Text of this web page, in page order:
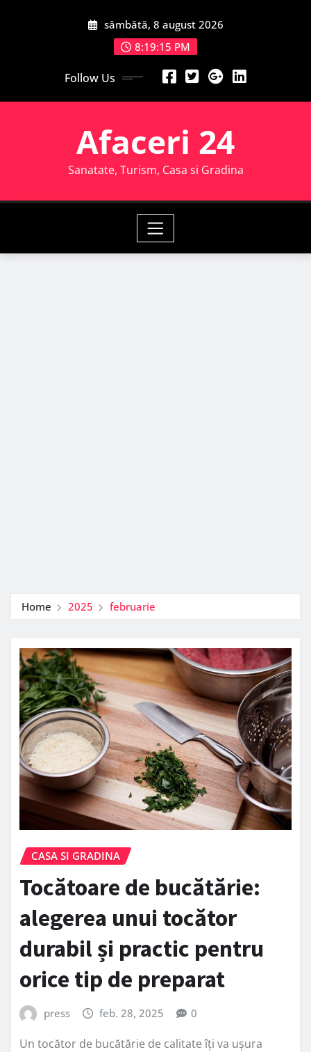
sâmbătă, 8 august 2026
8:19:16 PM
Follow Us
Afaceri 24
Sanatate, Turism, Casa si Gradina
Home 2025 februarie
CASA SI GRADINA
Tocătoare de bucătărie:
alegerea unui tocător
durabil și practic pentru
orice tip de preparat
press feb. 28, 2025 0
Un tocător de bucătărie de calitate îți va ușura